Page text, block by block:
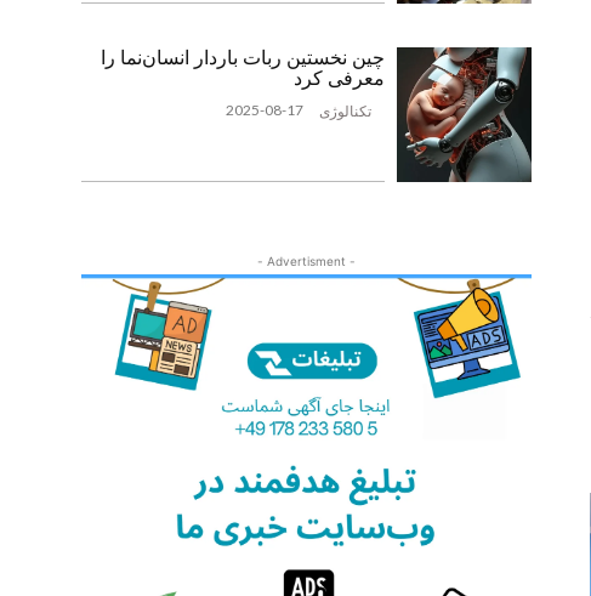
چین نخستین ربات باردار انسان‌نما را
معرفی کرد
تکنالوژی 2025-08-17
- Advertisment -